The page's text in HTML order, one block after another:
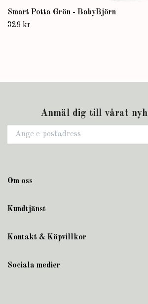
Smart Potta Grön - BabyBjörn
329 kr
Anmäl dig till vårat
Om oss
Kundtjänst
Kontakt & Köpvillkor
Sociala medier